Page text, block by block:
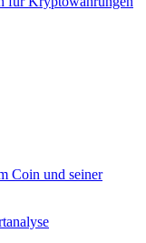
Coin und seiner